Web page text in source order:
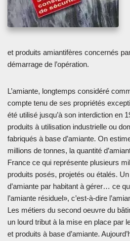
et produits amiantifères concernés
démarrage de l’opération.
L’amiante, longtemps considéré
compte tenu de ses propriétés
été utilisé jusqu’à son interdiction en
produits à utilisation industrielle ou
fabriqués à base d’amiante. On
millions de tonnes, la quantité
France ce qui représente plusieurs
produits posés, projetés ou étalés.
d’amiante par habitant à gérer… ce
l’amiante résiduel», c’est-à-dire
Les métiers du second oeuvre du
un lourd tribut à la mise en place par
et produits à base d’amiante.